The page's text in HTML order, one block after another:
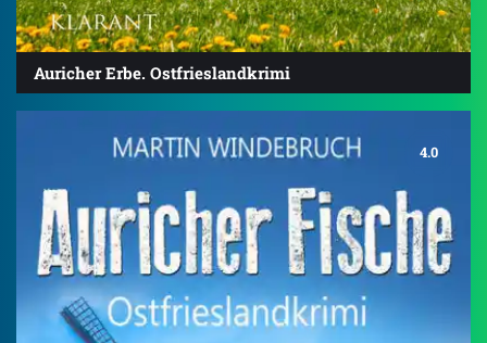
Auricher Erbe. Ostfrieslandkrimi
4.0